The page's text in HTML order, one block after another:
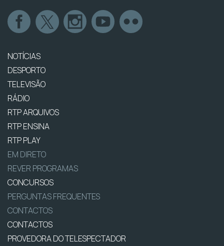
NOTÍCIAS
DESPORTO
TELEVISÃO
RÁDIO
RTP ARQUIVOS
RTP ENSINA
RTP PLAY
EM DIRETO
REVER PROGRAMAS
CONCURSOS
PERGUNTAS FREQUENTES
CONTACTOS
CONTACTOS
PROVEDORA DO TELESPECTADOR